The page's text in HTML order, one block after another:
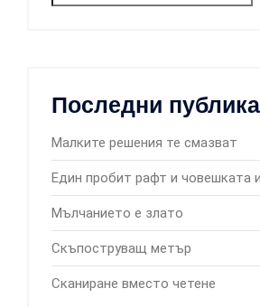
Последни
Малките решения те смазват
Един пробит рафт и човешката
Мълчанието е злато
Скъпоструващ метър
Сканиране вместо четене